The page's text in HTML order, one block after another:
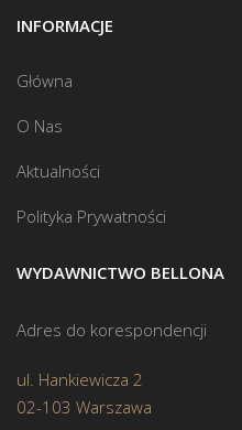
INFORMACJE
Główna
O Nas
Aktualności
Polityka Prywatności
WYDAWNICTWO BELLONA
Adres do korespondencji
ul. Hankiewicza 2
02-103 Warszawa